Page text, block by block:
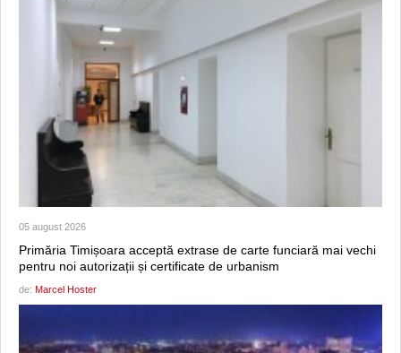
05 august 2026
Primăria Timișoara acceptă extrase de carte funciară mai vechi
pentru noi autorizații și certificate de urbanism
de: Marcel Hoster